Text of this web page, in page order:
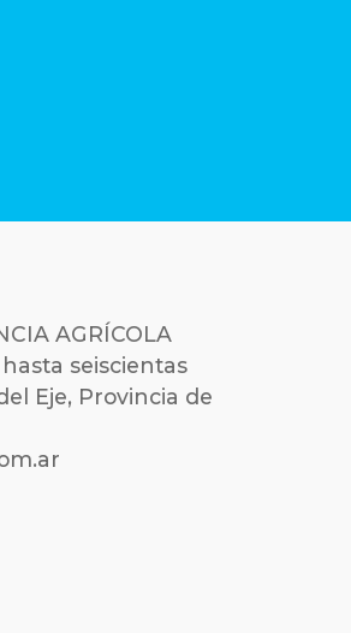
AGRÍCOLA
seiscientas
Eje, Provincia de